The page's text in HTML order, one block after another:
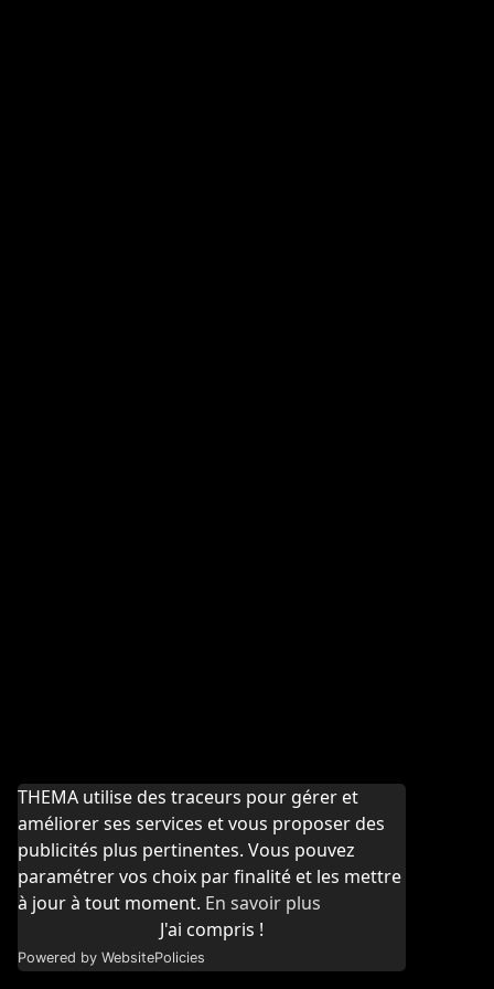
THEMA utilise des traceurs pour gérer et
améliorer ses services et vous proposer des
publicités plus pertinentes. Vous pouvez
paramétrer vos choix par finalité et les mettre
à jour à tout moment. En savoir plus
J'ai compris !
Powered by WebsitePolicies